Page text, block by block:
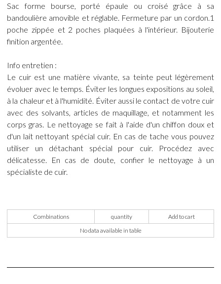
Sac forme bourse, porté épaule ou croisé grâce à sa
bandoulière amovible et réglable. Fermeture par un cordon.1
poche zippée et 2 poches plaquées à l'intérieur. Bijouterie
finition argentée.
Info entretien :
Le cuir est une matière vivante, sa teinte peut légèrement
évoluer avec le temps. Éviter les longues expositions au soleil,
à la chaleur et à l'humidité. Éviter aussi le contact de votre cuir
avec des solvants, articles de maquillage, et notamment les
corps gras. Le nettoyage se fait à l'aide d'un chiffon doux et
d'un lait nettoyant spécial cuir. En cas de tache vous pouvez
utiliser un détachant spécial pour cuir. Procédez avec
délicatesse. En cas de doute, confier le nettoyage à un
spécialiste de cuir.
Combinations quantity
Add to cart
No data available in table